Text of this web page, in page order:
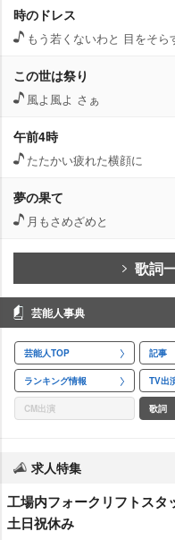
時のドレス
もう若くないわと 目をそら
この世は祭り
風よ風よ さぁ
午前4時
たたかい疲れた横顔に
夢の果て
月もさめざめと
歌詞
芸能人事典
芸能人TOP 記事
ランキング情報 TV出
CM出演 歌詞
求人特集
工場内フォークリフトスタ
土日祝休み